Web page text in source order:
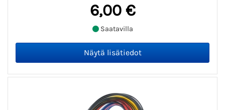
6,00 €
Saatavilla